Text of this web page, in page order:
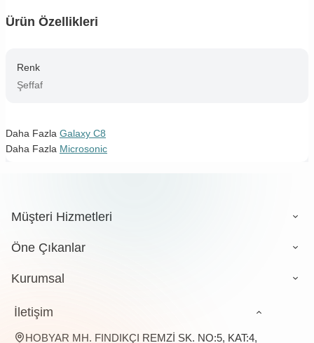
Ürün Özellikleri
Renk
Şeffaf
Daha Fazla Galaxy C8
Daha Fazla Microsonic
Müşteri Hizmetleri
Öne Çıkanlar
Kurumsal
İletişim
HOBYAR MH. FINDIKÇI REMZİ SK. NO:5, KAT:4,